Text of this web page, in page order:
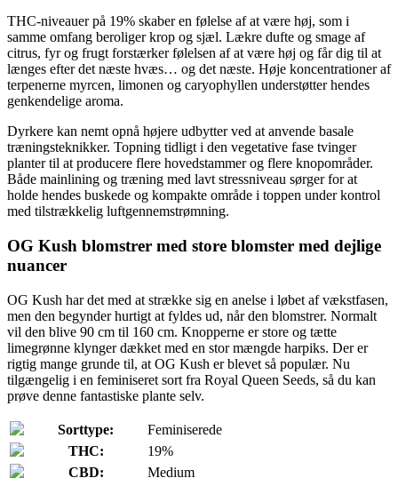
THC-niveauer på 19% skaber en følelse af at være høj, som i
samme omfang beroliger krop og sjæl. Lækre dufte og smage af
citrus, fyr og frugt forstærker følelsen af at være høj og får dig til at
længes efter det næste hvæs… og det næste. Høje koncentrationer af
terpenerne myrcen, limonen og caryophyllen understøtter hendes
genkendelige aroma.
Dyrkere kan nemt opnå højere udbytter ved at anvende basale
træningsteknikker. Topning tidligt i den vegetative fase tvinger
planter til at producere flere hovedstammer og flere knopområder.
Både mainlining og træning med lavt stressniveau sørger for at
holde hendes buskede og kompakte område i toppen under kontrol
med tilstrækkelig luftgennemstrømning.
OG Kush blomstrer med store blomster med dejlige
nuancer
OG Kush har det med at strække sig en anelse i løbet af vækstfasen,
men den begynder hurtigt at fyldes ud, når den blomstrer. Normalt
vil den blive 90 cm til 160 cm. Knopperne er store og tætte
limegrønne klynger dækket med en stor mængde harpiks. Der er
rigtig mange grunde til, at OG Kush er blevet så populær. Nu
tilgængelig i en feminiseret sort fra Royal Queen Seeds, så du kan
prøve denne fantastiske plante selv.
Sorttype:
Feminiserede
THC:
19%
CBD:
Medium